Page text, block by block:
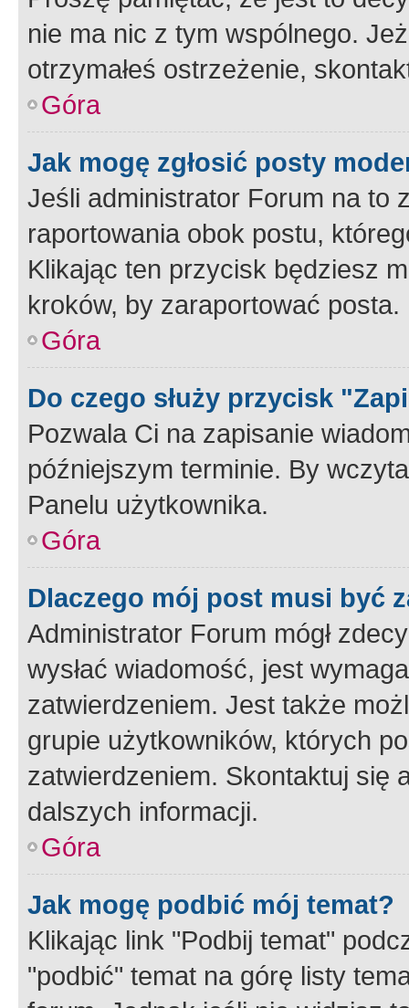
nie ma nic z tym wspólnego.
otrzymałeś ostrzeżenie,
Góra
Jak mogę zgłosić posty
Jeśli administrator Forum na to
raportowania obok postu,
Klikając ten przycisk będziesz
kroków, by zaraportować posta.
Góra
Do czego służy przycisk
Pozwala Ci na zapisanie
późniejszym terminie. By
Panelu użytkownika.
Góra
Dlaczego mój post musi być
Administrator Forum mógł
wysłać wiadomość, jest
zatwierdzeniem. Jest także
grupie użytkowników, których
zatwierdzeniem. Skontaktuj się
dalszych informacji.
Góra
Jak mogę podbić mój temat?
Klikając link "Podbij temat"
"podbić" temat na górę listy